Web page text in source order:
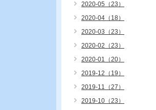
2020-05（23）
2020-04（18）
2020-03（23）
2020-02（23）
2020-01（20）
2019-12（19）
2019-11（27）
2019-10（23）